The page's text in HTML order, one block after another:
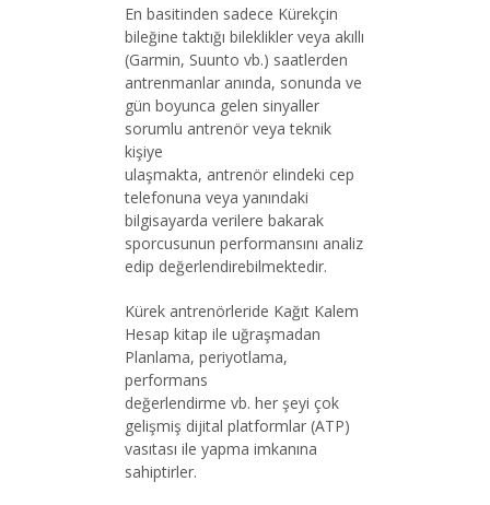
En basitinden sadece Kürekçin
bileğine taktığı bileklikler veya akıllı
(Garmin, Suunto vb.) saatlerden
antrenmanlar anında, sonunda ve
gün boyunca gelen sinyaller
sorumlu antrenör veya teknik
kişiye
ulaşmakta, antrenör elindeki cep
telefonuna veya yanındaki
bilgisayarda verilere bakarak
sporcusunun performansını analiz
edip değerlendirebilmektedir.
Kürek antrenörleride Kağıt Kalem
Hesap kitap ile uğraşmadan
Planlama, periyotlama,
performans
değerlendirme vb. her şeyi çok
gelişmiş dijital platformlar (ATP)
vasıtası ile yapma imkanına
sahiptirler.